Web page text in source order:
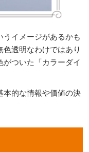
イメージがあるかも
透明なわけではあり
がついた「カラーダイ
本的な情報や価値の決